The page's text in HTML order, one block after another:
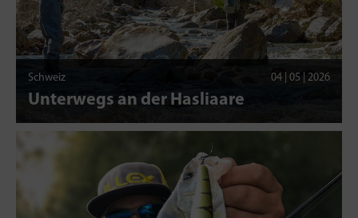
Schweiz 04 | 05 | 2026
Unterwegs an der Hasliaare